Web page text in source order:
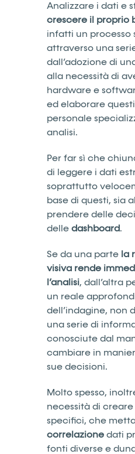
Analizzare i dati e
crescere il proprio
infatti un processo
attraverso una
dall’adozione di
alla necessità di
hardware e
ed elaborare
personale
analisi.
Per far sì che
di leggere i dati
soprattutto
base di questi, sia
prendere delle
delle dashboard.
Se da una parte la
visiva rende
l’analisi, dall’altra
un reale
dell’indagine, non
una serie di
conosciute dal
cambiare in
sue decisioni.
Molto spesso,
necessità di
specifici, che
correlazione dati
fonti diverse e